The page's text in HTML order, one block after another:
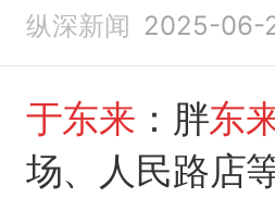
纵深新闻 2025-06-
于东来 ：胖东
场、人民路店